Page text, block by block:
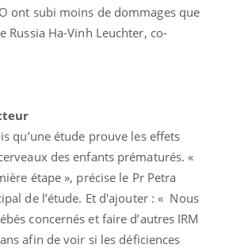
ont subi moins de dommages que
Russia Ha-Vinh Leuchter, co-
qu’une étude prouve les effets
des enfants prématurés. «
étape », précise le Pr Petra
de l’étude. Et d'ajouter : « Nous
concernés et faire d’autres IRM
afin de voir si les déficiences